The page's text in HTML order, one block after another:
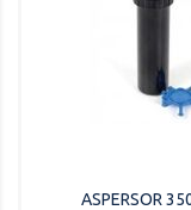
ASPERSOR